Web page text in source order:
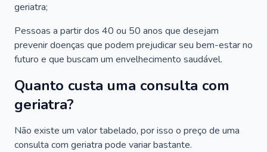
geriatra;
Pessoas a partir dos 40 ou 50 anos que desejam
prevenir doenças que podem prejudicar seu bem-estar no
futuro e que buscam um envelhecimento saudável.
Quanto custa uma consulta com
geriatra?
Não existe um valor tabelado, por isso o preço de uma
consulta com geriatra pode variar bastante.